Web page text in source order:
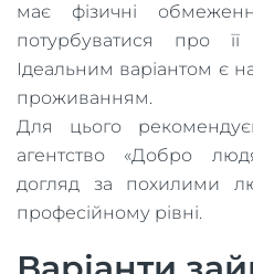
має фізичні
потурбуватися про
Ідеальним варіантом є
проживанням.
Для цього
агентство «Добро
догляд за похилими
професійному рівні.